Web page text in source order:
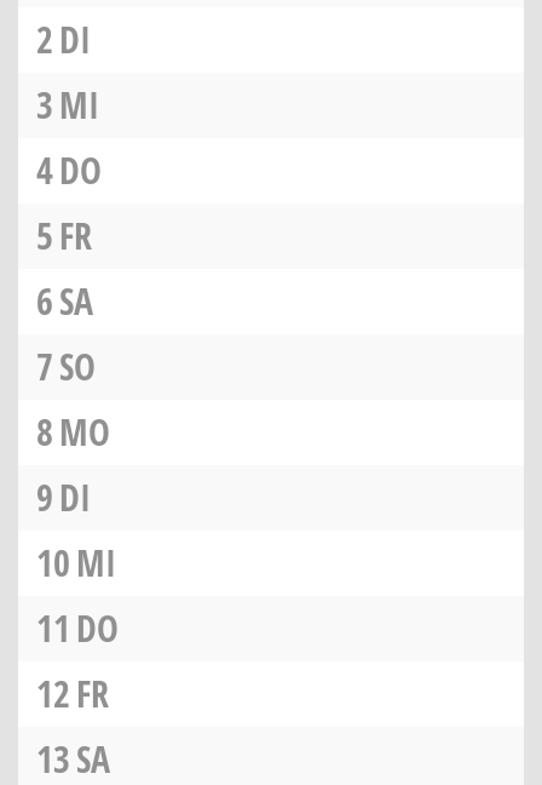
2DI
3MI
4DO
5FR
6SA
7SO
8MO
9DI
10MI
11 DO
12FR
13SA